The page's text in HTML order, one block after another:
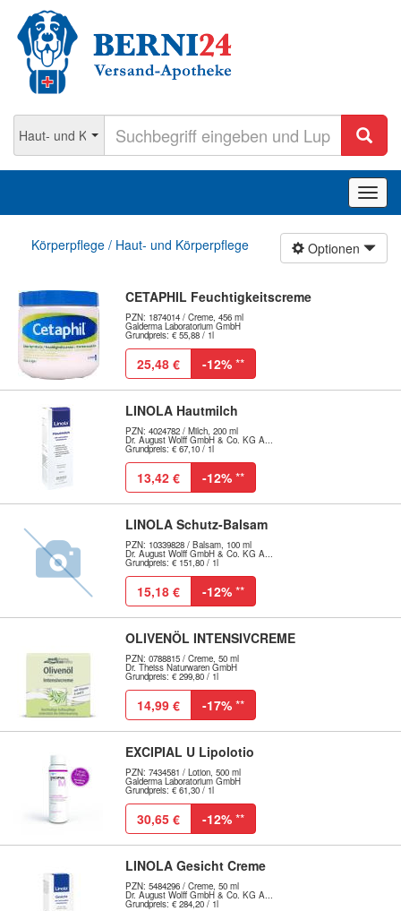
ein-/
Optionen
Körperpflege / Haut- und Körperpflege
CETAPHIL Feuchtigkeitscreme
PZN: 1874014 / Creme, 456 ml
Galderma Laboratorium GmbH
Grundpreis: € 55,88 / 1l
25,48 € -12% **
LINOLA Hautmilch
PZN: 4024782 / Milch, 200 ml
Dr. August Wolff GmbH & Co. KG A...
Grundpreis: € 67,10 / 1l
13,42 € -12% **
LINOLA Schutz-Balsam
PZN: 10339828 / Balsam, 100 ml
Dr. August Wolff GmbH & Co. KG A...
Grundpreis: € 151,80 / 1l
15,18 € -12% **
OLIVENÖL INTENSIVCREME
PZN: 0788815 / Creme, 50 ml
Dr. Theiss Naturwaren GmbH
Grundpreis: € 299,80 / 1l
14,99 € -17% **
EXCIPIAL U Lipolotio
PZN: 7434581 / Lotion, 500 ml
Galderma Laboratorium GmbH
Grundpreis: € 61,30 / 1l
30,65 € -12% **
LINOLA Gesicht Creme
PZN: 5484296 / Creme, 50 ml
Dr. August Wolff GmbH & Co. KG A...
Grundpreis: € 284,20 / 1l